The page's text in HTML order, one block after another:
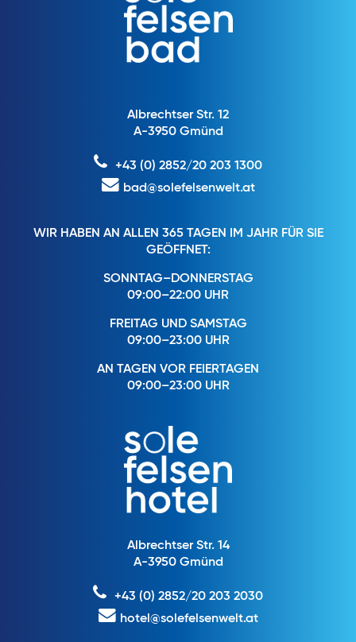
Albrechtser Str. 12
A-3950 Gmünd
+43 (0) 2852/20 203 1300
bad@solefelsenwelt.at
WIR HABEN AN ALLEN 365 TAGEN IM JAHR FÜR SIE
GEÖFFNET:
SONNTAG–DONNERSTAG
09:00–22:00 UHR
FREITAG UND SAMSTAG
09:00–23:00 UHR
AN TAGEN VOR FEIERTAGEN
09:00–23:00 UHR
Albrechtser Str. 14
A-3950 Gmünd
+43 (0) 2852/20 203 2030
hotel@solefelsenwelt.at